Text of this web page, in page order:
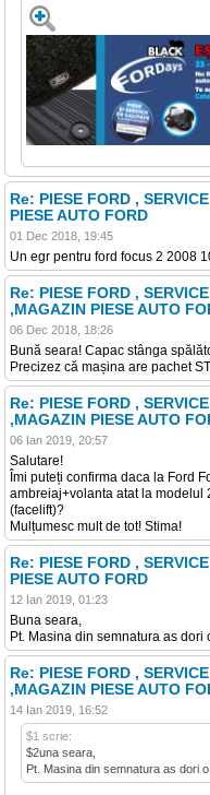
Re: PIESE FORD ,
PIESE AUTO FORD
01 Dec 2018, 19:45
Un egr pentru ford focus 2 2008
Re: PIESE FORD ,
,MAGAZIN PIESE AUTO
06 Dec 2018, 18:26
Bună seara! Capac stânga
Precizez că mașina are pachet
Re: PIESE FORD ,
,MAGAZIN PIESE AUTO
06 Ian 2019, 20:57
Salutare!
Îmi puteți confirma daca la Ford
ambreiaj+volanta atat la modelul
(facelift)?
Mulțumesc mult de tot! Stima!
Re: PIESE FORD ,
PIESE AUTO FORD
12 Ian 2019, 01:23
Buna seara,
Pt. Masina din semnatura as
Re: PIESE FORD ,
,MAGAZIN PIESE AUTO
14 Ian 2019, 16:52
$1 scrie:
$2una seara,
Pt. Masina din semnatura as dori